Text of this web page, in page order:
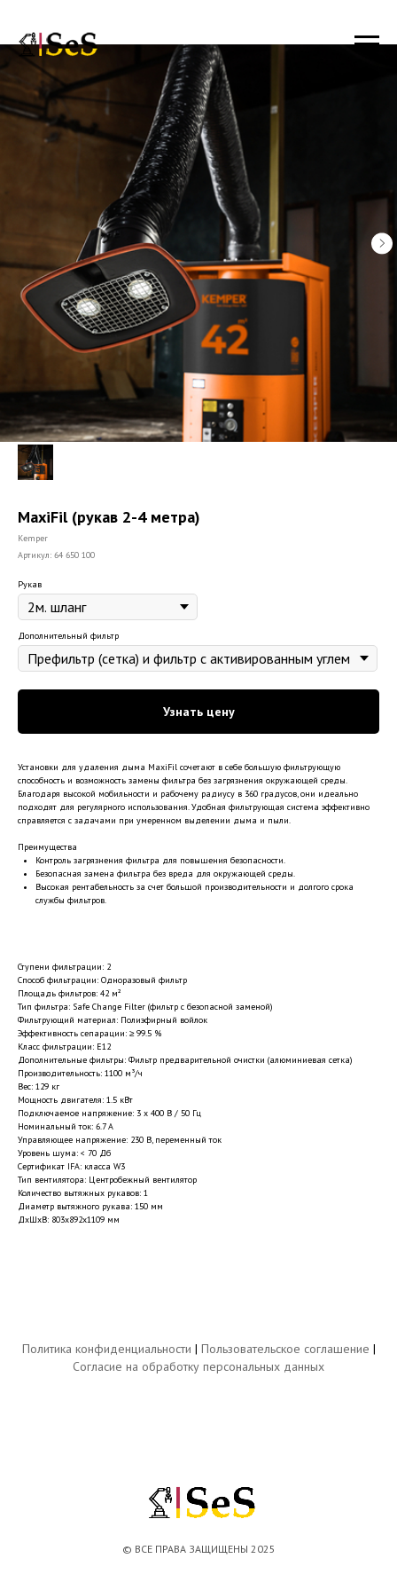
MaxiFil (рукав 2-4 метра)
Kemper
Артикул: 64 650 100
Рукав
Дополнительный фильтр
Узнать цену
Установки для удаления дыма MaxiFil сочетают в себе большую фильтрующую
способность и возможность замены фильтра без загрязнения окружающей среды.
Благодаря высокой мобильности и рабочему радиусу в 360 градусов, они идеально
подходят для регулярного использования. Удобная фильтрующая система эффективно
справляется с задачами при умеренном выделении дыма и пыли.
Преимущества
Контроль загрязнения фильтра для повышения безопасности.
Безопасная замена фильтра без вреда для окружающей среды.
Высокая рентабельность за счет большой производительности и долгого срока
службы фильтров.
Ступени фильтрации: 2
Способ фильтрации: Одноразовый фильтр
Площадь фильтров: 42 м²
Тип фильтра: Safe Change Filter (фильтр с безопасной заменой)
Фильтрующий материал: Полиэфирный войлок
Эффективность сепарации: ≥ 99.5 %
Класс фильтрации: E12
Дополнительные фильтры: Фильтр предварительной очистки (алюминиевая сетка)
Производительность: 1100 м³/ч
Вес: 129 кг
Мощность двигателя: 1.5 кВт
Подключаемое напряжение: 3 x 400 В / 50 Гц
Номинальный ток: 6.7 А
Управляющее напряжение: 230 В, переменный ток
Уровень шума: < 70 Дб
Сертификат IFA: класса W3
Тип вентилятора: Центробежный вентилятор
Количество вытяжных рукавов: 1
Диаметр вытяжного рукава: 150 мм
ДxШxВ: 803x892x1109 мм
Политика конфиденциальности | Пользовательское соглашение |
Согласие на обработку персональных данных
© ВСЕ ПРАВА ЗАЩИЩЕНЫ 2025